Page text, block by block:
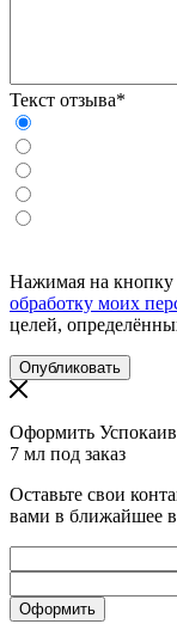
Текст отзыва*
Нажимая на кнопку
обработку моих
целей,
Оформить
7 мл под заказ
Оставьте свои
вами в ближайшее